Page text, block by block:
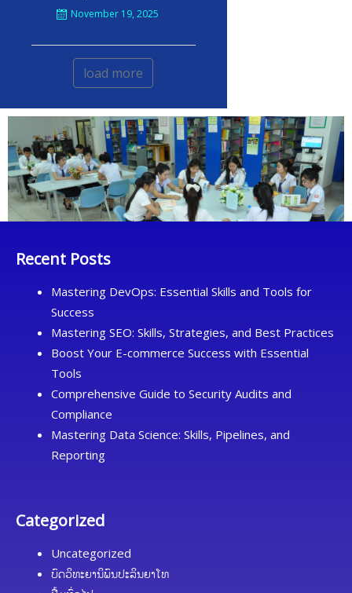
November 19, 2025
load more
Recent Posts
Mastering DevOps: Essential Skills and Tools for
Success
Mastering SEO: Skills, Strategies, and Best Practices
Boost Your E-commerce Success with Essential
Tools
Comprehensive Guide to Security Audits and
Compliance
Mastering Data Science: Skills, Pipelines, and
Reporting
Categorized
Uncategorized
ບົດວິທະຍານິພົນປະລິນຍາໂທ